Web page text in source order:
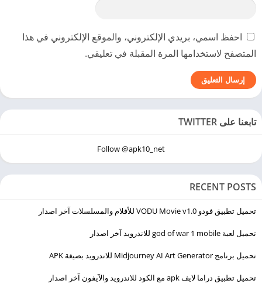
احفظ اسمي، بريدي الإلكتروني، والموقع الإلكتروني في هذا
المتصفح لاستخدامها المرة المقبلة في تعليقي.
تابعنا على TWITTER
Follow @apk10_net
RECENT POSTS
تحميل تطبيق فودو VODU Movie v1.0 للأفلام والمسلسلات آخر اصدار
تحميل لعبة god of war 1 mobile للاندرويد آخر اصدار
تحميل برنامج Midjourney AI Art Generator للاندرويد بصيغة APK
تحميل تطبيق دراما لايف apk مع الكود للاندرويد والآيفون آخر اصدار